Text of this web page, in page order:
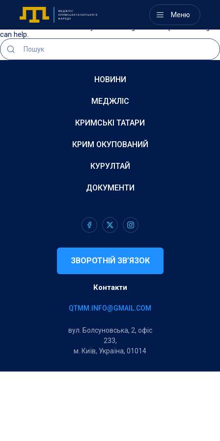
Меню
Nothing Found
It seems we can’t find what you’re looking for. Perhaps searching
can help.
НОВИНИ
МЕДЖЛІС
КРИМСЬКІ ТАТАРИ
КРИМ ОКУПОВАНИЙ
КУРУЛТАЙ
ДОКУМЕНТИ
ЗВОРОТНІЙ ЗВ’ЯЗОК
Контакти
QTMM.INFO@GMAIL.COM
вул. Болсуновська, 2, офіс
233,
м. Київ, Україна, 01014